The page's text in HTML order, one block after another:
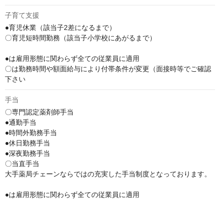
子育て支援
●育児休業（該当子2差になるまで）
〇育児短時間勤務（該当子小学校にあがるまで）
●は雇用形態に関わらず全ての従業員に適用
〇は勤務時間や額面給与により付帯条件が変更（面接時等でご確認
下さい
手当
〇専門認定薬剤師手当
●通勤手当
●時間外勤務手当
●休日勤務手当
●深夜勤務手当
〇当直手当
大手薬局チェーンならではの充実した手当制度となっております。
●は雇用形態に関わらず全ての従業員に適用